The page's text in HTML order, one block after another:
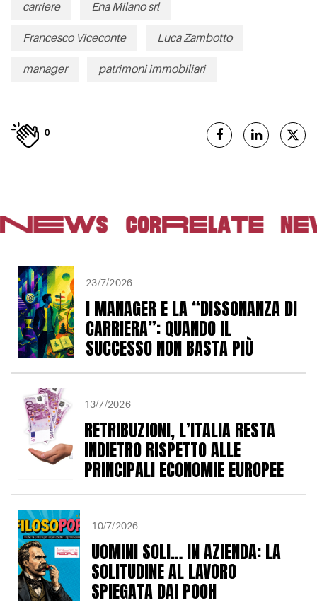
carriere Ena Milano srl
Francesco Viceconte Luca Zambotto
manager patrimoni immobiliari
0
23/7/2026
I MANAGER E LA “DISSONANZA DI
CARRIERA”: QUANDO IL
SUCCESSO NON BASTA PIÙ
13/7/2026
RETRIBUZIONI, L’ITALIA RESTA
INDIETRO RISPETTO ALLE
PRINCIPALI ECONOMIE EUROPEE
10/7/2026
UOMINI SOLI… IN AZIENDA: LA
SOLITUDINE AL LAVORO
SPIEGATA DAI POOH